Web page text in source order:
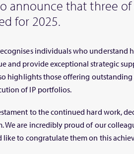
announce that three
for 2025.
individuals who understand
and provide exceptional strategic
highlights those offering outstanding
of IP portfolios.
to the continued hard work,
We are incredibly proud of our
to congratulate them on this